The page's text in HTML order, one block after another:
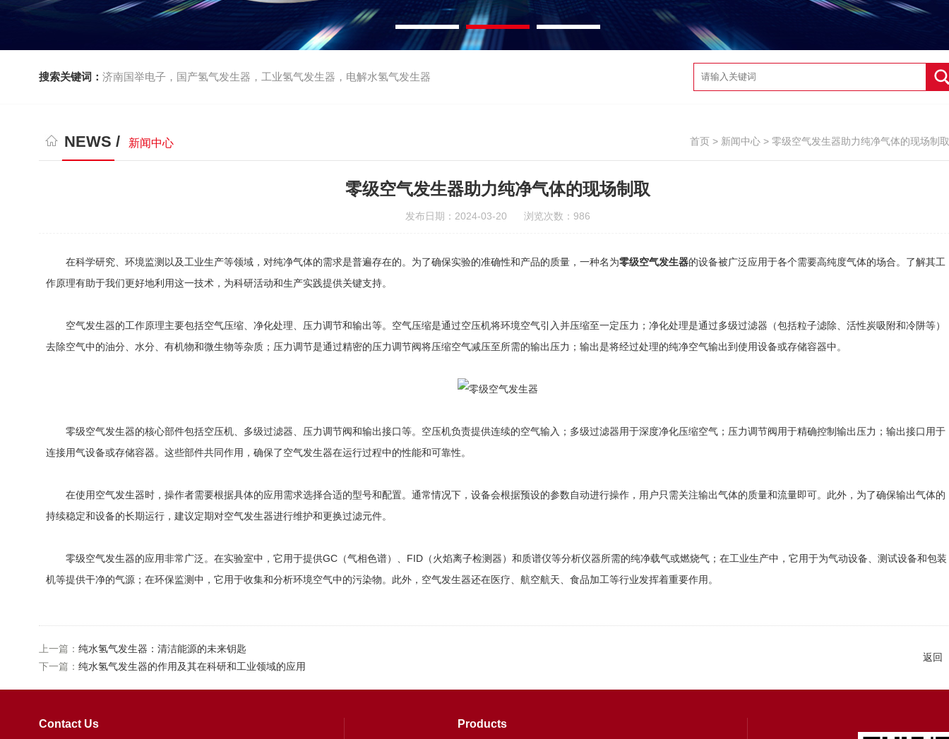
搜索关键词： 济南国举电子，国产氢气发生器，工业氢气发生器，电解水氢气发生器
NEWS / 新闻中心 首页 > 新闻中心 > 零级空气发生器助力纯净气体的现场制取
零级空气发生器助力纯净气体的现场制取
发布日期：2024-03-20 浏览次数：986
在科学研究、环境监测以及工业生产等领域，对纯净气体的需求是普遍存在的。为了确保实验的准确性和产品的质量，一种名为零级空气发生器的设备被广泛应用于各个需要高纯度气体的场合。了解其工
作原理有助于我们更好地利用这一技术，为科研活动和生产实践提供关键支持。
空气发生器的工作原理主要包括空气压缩、净化处理、压力调节和输出等。空气压缩是通过空压机将环境空气引入并压缩至一定压力；净化处理是通过多级过滤器（包括粒子滤除、活性炭吸附和冷阱等）
去除空气中的油分、水分、有机物和微生物等杂质；压力调节是通过精密的压力调节阀将压缩空气减压至所需的输出压力；输出是将经过处理的纯净空气输出到使用设备或存储容器中。
零级空气发生器的核心部件包括空压机、多级过滤器、压力调节阀和输出接口等。空压机负责提供连续的空气输入；多级过滤器用于深度净化压缩空气；压力调节阀用于精确控制输出压力；输出接口用于
连接用气设备或存储容器。这些部件共同作用，确保了空气发生器在运行过程中的性能和可靠性。
在使用空气发生器时，操作者需要根据具体的应用需求选择合适的型号和配置。通常情况下，设备会根据预设的参数自动进行操作，用户只需关注输出气体的质量和流量即可。此外，为了确保输出气体的
持续稳定和设备的长期运行，建议定期对空气发生器进行维护和更换过滤元件。
零级空气发生器的应用非常广泛。在实验室中，它用于提供GC（气相色谱）、FID（火焰离子检测器）和质谱仪等分析仪器所需的纯净载气或燃烧气；在工业生产中，它用于为气动设备、测试设备和包装
机等提供干净的气源；在环保监测中，它用于收集和分析环境空气中的污染物。此外，空气发生器还在医疗、航空航天、食品加工等行业发挥着重要作用。
上一篇： 纯水氢气发生器：清洁能源的未来钥匙
下一篇： 纯水氢气发生器的作用及其在科研和工业领域的应用
返回
Contact Us Products